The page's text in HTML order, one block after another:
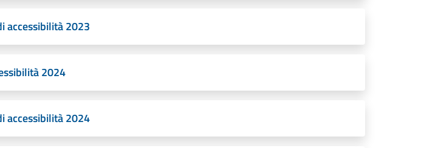
accessibilità 2023
2024
accessibilità 2024